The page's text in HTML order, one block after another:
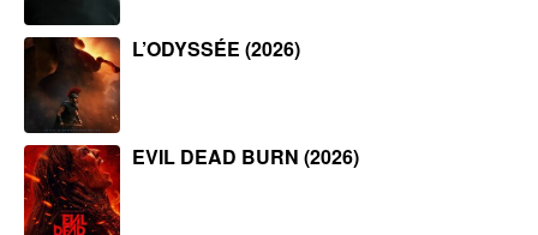
L’ODYSSÉE (2026)
EVIL DEAD BURN (2026)